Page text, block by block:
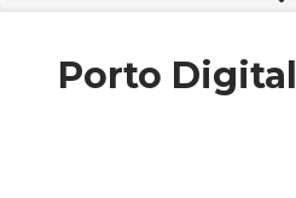
Porto Digital